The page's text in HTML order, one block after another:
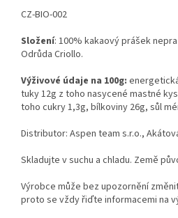
CZ-BIO-002
Složení: 100% kakaový prášek
Odrůda Criollo.
Výživové údaje na 100g:
tuky 12g z toho nasycené mastné
toho cukry 1,3g, bílkoviny 26g, sůl
Distributor: Aspen team s.r.o.,
Skladujte v suchu a chladu. Země
Výrobce může bez upozornění
proto se vždy řiďte informacemi na